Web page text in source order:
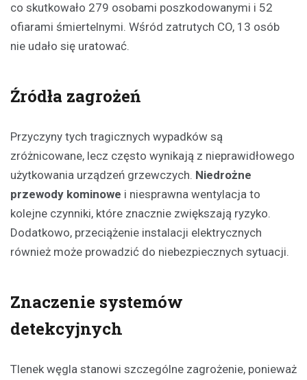
co skutkowało 279 osobami poszkodowanymi i 52
ofiarami śmiertelnymi. Wśród zatrutych CO, 13 osób
nie udało się uratować.
Źródła zagrożeń
Przyczyny tych tragicznych wypadków są
zróżnicowane, lecz często wynikają z nieprawidłowego
użytkowania urządzeń grzewczych. Niedrożne
przewody kominowe i niesprawna wentylacja to
kolejne czynniki, które znacznie zwiększają ryzyko.
Dodatkowo, przeciążenie instalacji elektrycznych
również może prowadzić do niebezpiecznych sytuacji.
Znaczenie systemów
detekcyjnych
Tlenek węgla stanowi szczególne zagrożenie, ponieważ